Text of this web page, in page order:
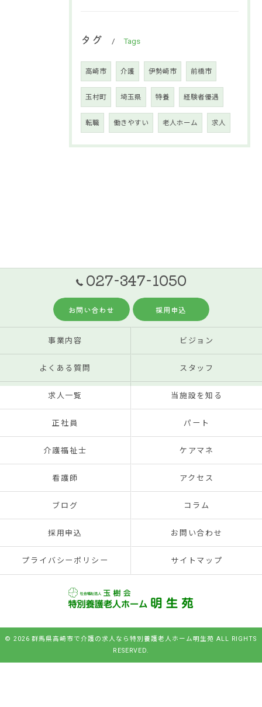
タグ Tags
高崎市 介護 伊勢崎市 前橋市
玉村町 埼玉県 特養 経験者優遇
転職 働きやすい 老人ホーム 求人
027-347-1050
お問い合わせ 採用申込
事業内容 ビジョン
よくある質問 スタッフ
求人一覧 当施設を知る
正社員 パート
介護福祉士 ケアマネ
看護師 アクセス
ブログ コラム
採用申込 お問い合わせ
プライバシーポリシー サイトマップ
© 2026 群馬県高崎市で介護の求人なら特別養護老人ホーム明生苑 ALL RIGHTS
RESERVED.